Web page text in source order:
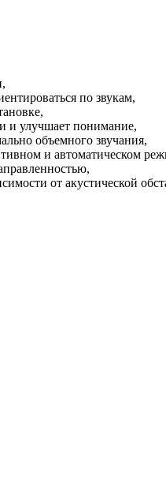
по звукам,
и улучшает понимание,
объемного звучания,
и автоматическом
от акустической